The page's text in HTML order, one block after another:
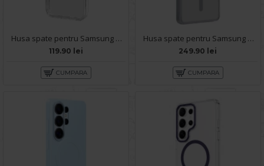
Husa spate pentru Samsung Galaxy S26 Ultra Space Magsafe
119.90 lei
CUMPARA
Husa spate pentru Samsung Galaxy S26 Ultra Keephone Mago Pro MagSafe - Gray
249.90 lei
CUMPARA